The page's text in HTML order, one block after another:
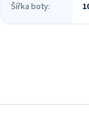
Šířka boty: